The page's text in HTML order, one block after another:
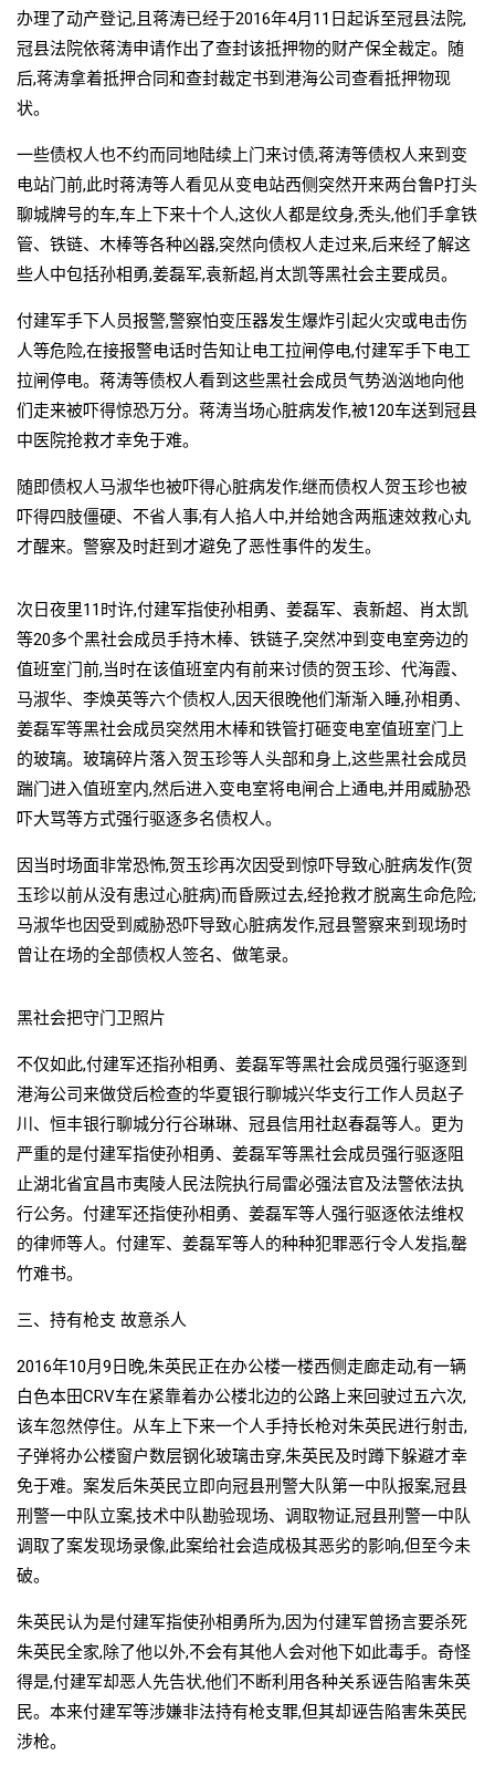
办理了动产登记,且蒋涛已经于2016年4月11日起诉至冠县法院,
冠县法院依蒋涛申请作出了查封该抵押物的财产保全裁定。随
后,蒋涛拿着抵押合同和查封裁定书到港海公司查看抵押物现
状。
一些债权人也不约而同地陆续上门来讨债,蒋涛等债权人来到变
电站门前,此时蒋涛等人看见从变电站西侧突然开来两台鲁P打头
聊城牌号的车,车上下来十个人,这伙人都是纹身,秃头,他们手拿铁
管、铁链、木棒等各种凶器,突然向债权人走过来,后来经了解这
些人中包括孙相勇,姜磊军,袁新超,肖太凯等黑社会主要成员。
付建军手下人员报警,警察怕变压器发生爆炸引起火灾或电击伤
人等危险,在接报警电话时告知让电工拉闸停电,付建军手下电工
拉闸停电。蒋涛等债权人看到这些黑社会成员气势汹汹地向他
们走来被吓得惊恐万分。蒋涛当场心脏病发作,被120车送到冠县
中医院抢救才幸免于难。
随即债权人马淑华也被吓得心脏病发作;继而债权人贺玉珍也被
吓得四肢僵硬、不省人事;有人掐人中,并给她含两瓶速效救心丸
才醒来。警察及时赶到才避免了恶性事件的发生。
次日夜里11时许,付建军指使孙相勇、姜磊军、袁新超、肖太凯
等20多个黑社会成员手持木棒、铁链子,突然冲到变电室旁边的
值班室门前,当时在该值班室内有前来讨债的贺玉珍、代海霞、
马淑华、李焕英等六个债权人,因天很晚他们渐渐入睡,孙相勇、
姜磊军等黑社会成员突然用木棒和铁管打砸变电室值班室门上
的玻璃。玻璃碎片落入贺玉珍等人头部和身上,这些黑社会成员
踹门进入值班室内,然后进入变电室将电闸合上通电,并用威胁恐
吓大骂等方式强行驱逐多名债权人。
因当时场面非常恐怖,贺玉珍再次因受到惊吓导致心脏病发作(贺
玉珍以前从没有患过心脏病)而昏厥过去,经抢救才脱离生命危险;
马淑华也因受到威胁恐吓导致心脏病发作,冠县警察来到现场时
曾让在场的全部债权人签名、做笔录。
黑社会把守门卫照片
不仅如此,付建军还指孙相勇、姜磊军等黑社会成员强行驱逐到
港海公司来做贷后检查的华夏银行聊城兴华支行工作人员赵子
川、恒丰银行聊城分行谷琳琳、冠县信用社赵春磊等人。更为
严重的是付建军指使孙相勇、姜磊军等黑社会成员强行驱逐阻
止湖北省宜昌市夷陵人民法院执行局雷必强法官及法警依法执
行公务。付建军还指使孙相勇、姜磊军等人强行驱逐依法维权
的律师等人。付建军、姜磊军等人的种种犯罪恶行令人发指,罄
竹难书。
三、持有枪支 故意杀人
2016年10月9日晚,朱英民正在办公楼一楼西侧走廊走动,有一辆
白色本田CRV车在紧靠着办公楼北边的公路上来回驶过五六次,
该车忽然停住。从车上下来一个人手持长枪对朱英民进行射击,
子弹将办公楼窗户数层钢化玻璃击穿,朱英民及时蹲下躲避才幸
免于难。案发后朱英民立即向冠县刑警大队第一中队报案,冠县
刑警一中队立案,技术中队勘验现场、调取物证,冠县刑警一中队
调取了案发现场录像,此案给社会造成极其恶劣的影响,但至今未
破。
朱英民认为是付建军指使孙相勇所为,因为付建军曾扬言要杀死
朱英民全家,除了他以外,不会有其他人会对他下如此毒手。奇怪
得是,付建军却恶人先告状,他们不断利用各种关系诬告陷害朱英
民。本来付建军等涉嫌非法持有枪支罪,但其却诬告陷害朱英民
涉枪。